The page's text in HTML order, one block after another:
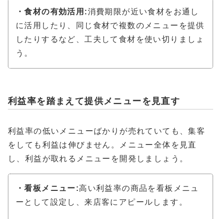
・食材の有効活用:消費期限が近い食材をお通し
に活用したり、同じ食材で複数のメニューを提供
したりするなど、工夫して食材を使い切りましょ
う。
利益率を踏まえて提供メニューを見直す
利益率の低いメニューばかりが売れていても、集客
をしても利益は伸びません。メニュー全体を見直
し、利益が取れるメニューを開発しましょう。
・看板メニュー:高い利益率の商品を看板メニュ
ーとして設定し、来店客にアピールします。